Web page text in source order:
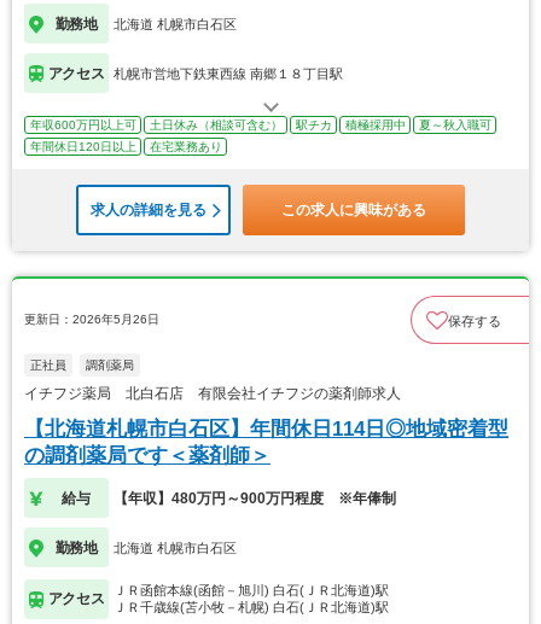
勤務地 北海道 札幌市白石区
アクセス 札幌市営地下鉄東西線 南郷１８丁目駅
年収600万円以上可 土日休み（相談可含む） 駅チカ 積極採用中
夏～秋入職可
年間休日120日以上
在宅業務あり
求人の詳細を見る この求人に興味がある
更新日：2026年5月26日 保存する
正社員 調剤薬局
イチフジ薬局 北白石店 有限会社イチフジの薬剤師求人
【北海道札幌市白石区】年間休日114日◎地域密着型
の調剤薬局です＜薬剤師＞
給与 【年収】480万円～900万円程度 ※年俸制
勤務地 北海道 札幌市白石区
アクセス
ＪＲ函館本線(函館－旭川) 白石(ＪＲ北海道)駅
ＪＲ千歳線(苫小牧－札幌) 白石(ＪＲ北海道)駅